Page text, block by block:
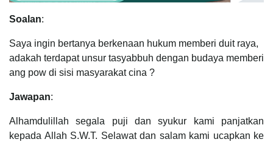
Soalan:
Saya ingin bertanya berkenaan hukum memberi duit raya,
adakah terdapat unsur tasyabbuh dengan budaya memberi
ang pow di sisi masyarakat cina ?
Jawapan:
Alhamdulillah segala puji dan syukur kami panjatkan
kepada Allah S.W.T. Selawat dan salam kami ucapkan ke